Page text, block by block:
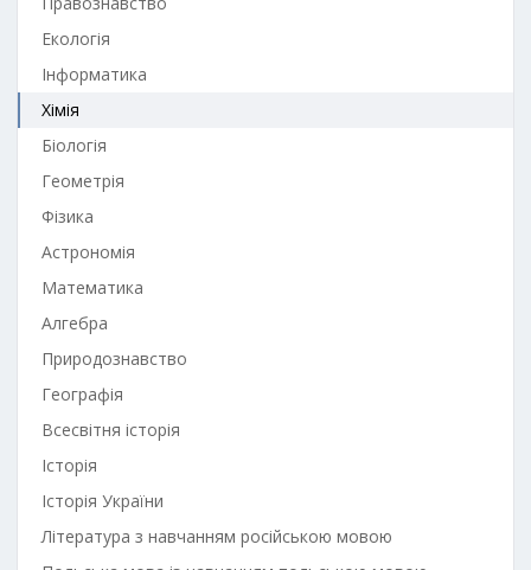
Екологія
Інформатика
Хімія
Біологія
Геометрія
Фізика
Астрономія
Математика
Алгебра
Природознавство
Географія
Всесвітня історія
Історія
Історія України
Література з навчанням російською мовою